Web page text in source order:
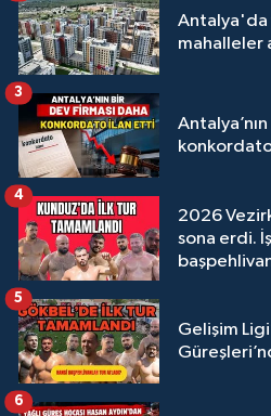
Antalya'da
mahalleler
3
2026
sona erdi.
4
Gelişim
5
6